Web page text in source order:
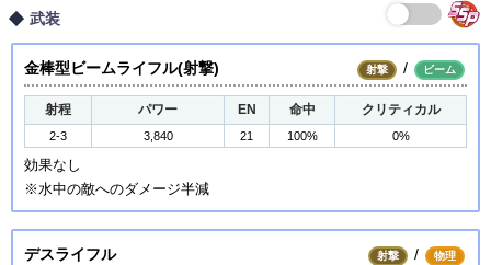
武装
金棒型ビームライフル(射撃) 射撃 / ビーム
射程 パワー EN 命中 クリティカル
2-3 3,840 21 100% 0%
効果なし
※水中の敵へのダメージ半減
デスライフル 射撃 / 物理